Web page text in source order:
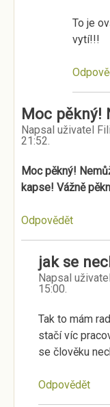
To je
vytí!!!
Moc pěkný!
Napsal uživatel
21:52.
Moc pěkný!
kapse! Vážně
Odpovědět
jak se
Napsal uživatel
15:00.
Tak to mám
stačí víc
se člověku
Odpovědět